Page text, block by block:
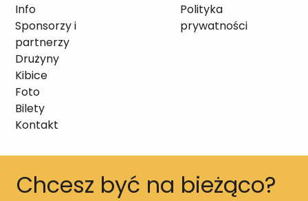
Info
Sponsorzy i
partnerzy
Drużyny
Kibice
Foto
Bilety
Kontakt
Polityka
prywatności
Chcesz być na bieżąco?